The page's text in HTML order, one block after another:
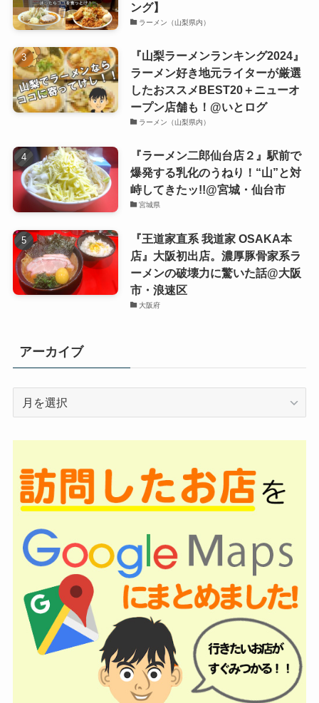
ング】
ラーメン（山梨県内）
『山梨ラーメンランキング2024』
ラーメン好き地元ライターが厳選
したおススメBEST20＋ニューオ
ープン店舗も！@いとログ
ラーメン（山梨県内）
『ラーメン二郎仙台店２』駅前で
爆発する乳化のうねり！“山”と対
峙してきたッ!!@宮城・仙台市
宮城県
『王道家直系 我道家 OSAKA本
店』大阪初出店。濃厚豚骨家系ラ
ーメンの破壊力に驚いた話@大阪
市・浪速区
大阪府
アーカイブ
ブ